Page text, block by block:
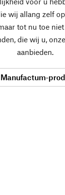
wij allang zelf
tot nu toe
die wij u,
aanbieden.